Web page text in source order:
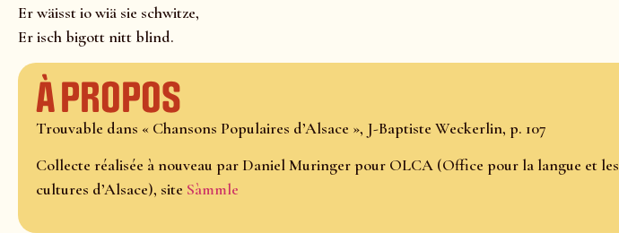
Er wäisst io wiä sie schwitze,
Er isch bigott nitt blind.
À propos
Trouvable dans « Chansons Populaires d’Alsace », J-Baptiste Weckerlin, p. 107
Collecte réalisée à nouveau par Daniel Muringer pour OLCA (Office pour la langue et les
cultures d’Alsace), site Sàmmle